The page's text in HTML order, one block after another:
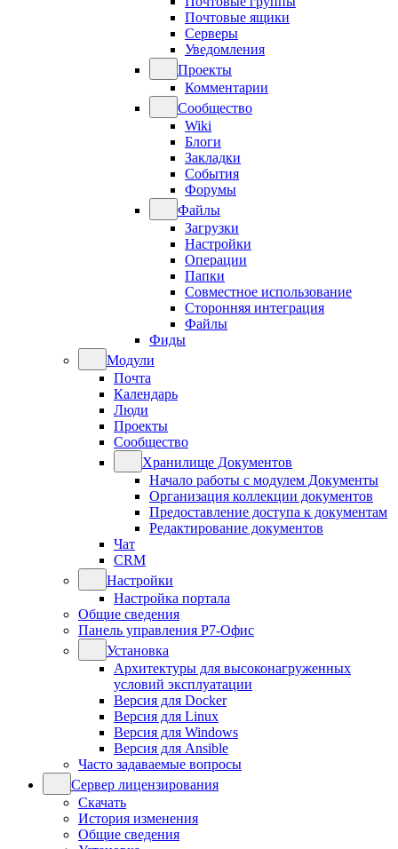
Почтовые ящики
Серверы
Уведомления
Проекты
Комментарии
Сообщество
Wiki
Блоги
Закладки
События
Форумы
Файлы
Загрузки
Настройки
Операции
Папки
Совместное использование
Сторонняя интеграция
Файлы
Фиды
Модули
Почта
Календарь
Люди
Проекты
Сообщество
Хранилище Документов
Начало работы с модулем Документы
Организация коллекции документов
Предоставление доступа к документам
Редактирование документов
Чат
CRM
Настройки
Настройка портала
Общие сведения
Панель управления Р7-Офис
Установка
Архитектуры для высоконагруженных
условий эксплуатации
Версия для Docker
Версия для Linux
Версия для Windows
Версия для Ansible
Часто задаваемые вопросы
Сервер лицензирования
Скачать
История изменения
Общие сведения